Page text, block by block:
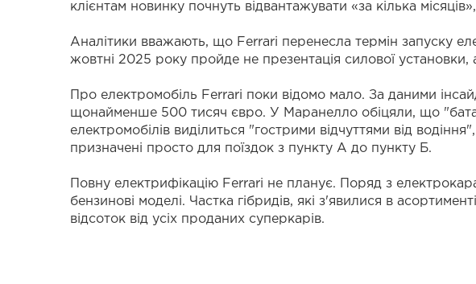
клієнтам новинку почнуть відвантажувати «за кілька
Аналітики вважають, що Ferrari перенесла термін запуску
жовтні 2025 року пройде не презентація силової установки,
Про електромобіль Ferrari поки відомо мало. За даними
щонайменше 500 тисяч євро. У Маранелло обіцяли, що
електромобілів виділиться "гострими відчуттями від
призначені просто для поїздок з пункту А до пункту Б.
Повну електрифікацію Ferrari не планує. Поряд з
бензинові моделі. Частка гібридів, які з'явилися в
відсоток від усіх проданих суперкарів.